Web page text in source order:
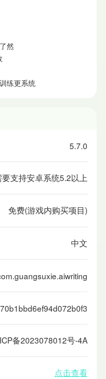
然
练更系统
5.7.0
要支持安卓系统5.2以上
免费(游戏内购买项目)
中文
备2023078012号-4A
点击查看